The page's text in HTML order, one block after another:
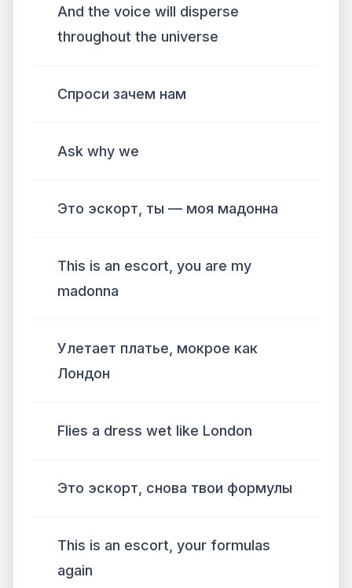
And the voice will disperse
throughout the universe
Спроси зачем нам
Ask why we
Это эскорт, ты — моя мадонна
This is an escort, you are my
madonna
Улетает платье, мокрое как
Лондон
Flies a dress wet like London
Это эскорт, снова твои формулы
This is an escort, your formulas
again